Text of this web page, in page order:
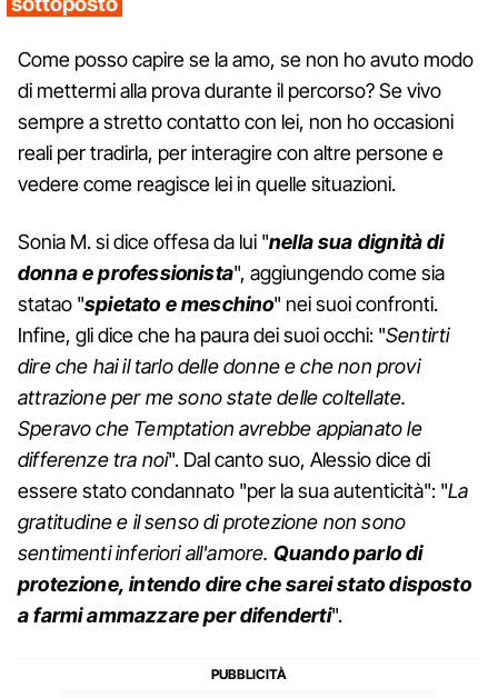
Come posso capire se la amo, se non ho avuto modo
di mettermi alla prova durante il percorso? Se vivo
sempre a stretto contatto con lei, non ho occasioni
reali per tradirla, per interagire con altre persone e
vedere come reagisce lei in quelle situazioni.
Sonia M. si dice offesa da lui "nella sua dignità di
donna e professionista", aggiungendo come sia
statao "spietato e meschino" nei suoi confronti.
Infine, gli dice che ha paura dei suoi occhi: "Sentirti
dire che hai il tarlo delle donne e che non provi
attrazione per me sono state delle coltellate.
Speravo che Temptation avrebbe appianato le
differenze tra noi". Dal canto suo, Alessio dice di
essere stato condannato "per la sua autenticità": "La
gratitudine e il senso di protezione non sono
sentimenti inferiori all'amore. Quando parlo di
protezione, intendo dire che sarei stato disposto
a farmi ammazzare per difenderti".